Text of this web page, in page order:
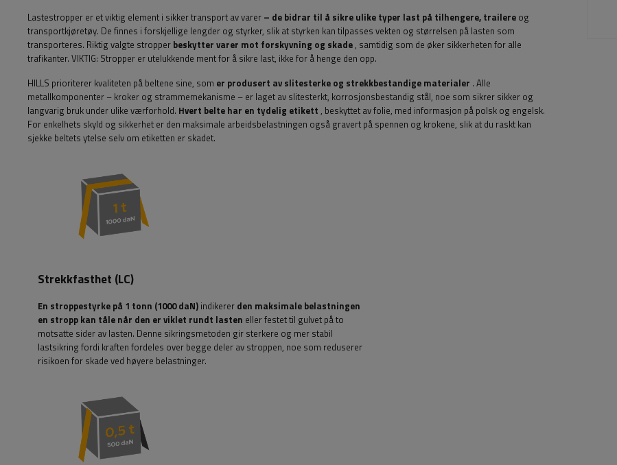
Lastestropper er et viktig element i sikker transport av varer – de bidrar til å sikre ulike typer last på tilhengere, trailere og
transportkjøretøy. De finnes i forskjellige lengder og styrker, slik at styrken kan tilpasses vekten og størrelsen på lasten som
transporteres. Riktig valgte stropper beskytter varer mot forskyvning og skade, samtidig som de øker sikkerheten for alle
trafikanter. VIKTIG: Stropper er utelukkende ment for å sikre last, ikke for å henge den opp.
HILLS prioriterer kvaliteten på beltene sine, som er produsert av slitesterke og strekkbestandige materialer . Alle
metallkomponenter – kroker og strammemekanisme – er laget av slitesterkt, korrosjonsbestandig stål, noe som sikrer sikker og
langvarig bruk under ulike værforhold. Hvert belte har en tydelig etikett , beskyttet av folie, med informasjon på polsk og engelsk.
For enkelhets skyld og sikkerhet er den maksimale arbeidsbelastningen også gravert på spennen og krokene, slik at du raskt kan
sjekke beltets ytelse selv om etiketten er skadet.
Strekkfasthet (LC)
En stroppestyrke på 1 tonn (1000 daN) indikerer den maksimale belastningen
en stropp kan tåle når den er viklet rundt lasten eller festet til gulvet på to
motsatte sider av lasten. Denne sikringsmetoden gir sterkere og mer stabil
lastsikring fordi kraften fordeles over begge deler av stroppen, noe som reduserer
risikoen for skade ved høyere belastninger.